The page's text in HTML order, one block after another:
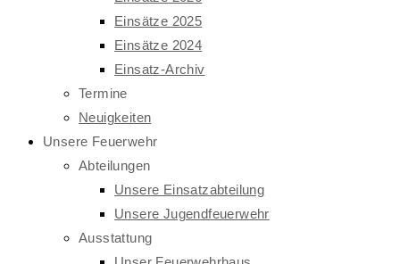
Einsätze 2025
Einsätze 2024
Einsatz-Archiv
Termine
Neuigkeiten
Unsere Feuerwehr
Abteilungen
Unsere Einsatzabteilung
Unsere Jugendfeuerwehr
Ausstattung